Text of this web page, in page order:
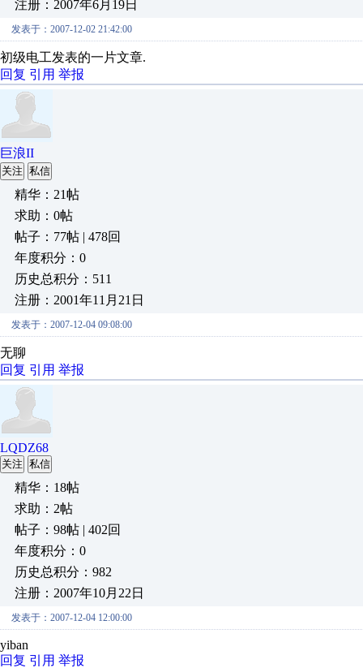
注册：2007年6月19日
发表于：2007-12-02 21:42:00
初级电工发表的一片文章.
回复 引用 举报
巨浪II
关注 私信
精华：21帖
求助：0帖
帖子：77帖 | 478回
年度积分：0
历史总积分：511
注册：2001年11月21日
发表于：2007-12-04 09:08:00
无聊
回复 引用 举报
LQDZ68
关注 私信
精华：18帖
求助：2帖
帖子：98帖 | 402回
年度积分：0
历史总积分：982
注册：2007年10月22日
发表于：2007-12-04 12:00:00
yiban
回复 引用 举报